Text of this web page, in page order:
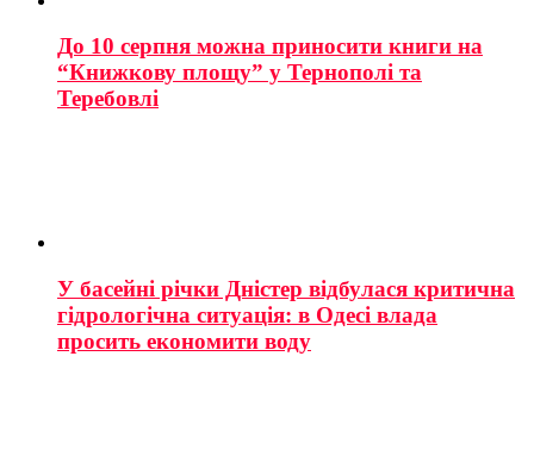
До 10 серпня можна приносити книги на
“Книжкову площу” у Тернополі та
Теребовлі
У басейні річки Дністер відбулася критична
гідрологічна ситуація: в Одесі влада
просить економити воду